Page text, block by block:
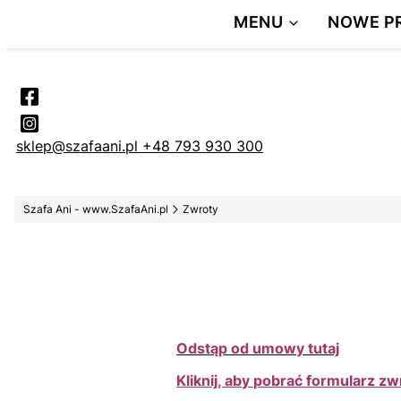
sklep@szafaani.pl +48 793 930 300
MENU NOWE
Szafa Ani - www.SzafaAni.pl Zwroty
Odstąp od umowy tutaj
Kliknij, aby pobrać formularz